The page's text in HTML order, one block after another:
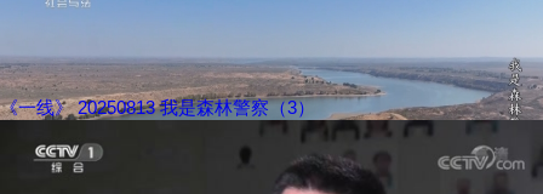
《一线》 20250813 我是森林警察（3）